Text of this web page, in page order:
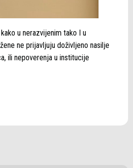
u nerazvijenim tako I u
ne prijavljuju doživljeno nasilje
ili nepoverenja u institucije